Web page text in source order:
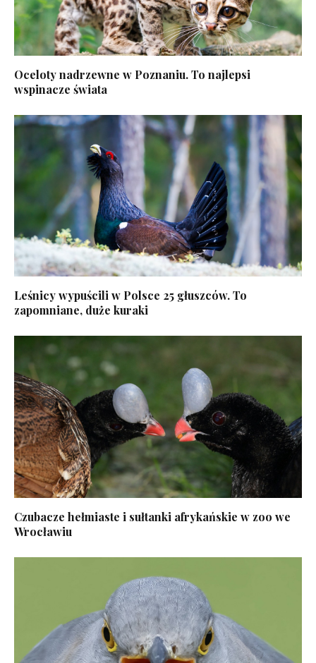
Oceloty nadrzewne w Poznaniu. To najlepsi
wspinacze świata
Leśnicy wypuścili w Polsce 25 głuszców. To
zapomniane, duże kuraki
Czubacze hełmiaste i sułtanki afrykańskie w zoo we
Wrocławiu